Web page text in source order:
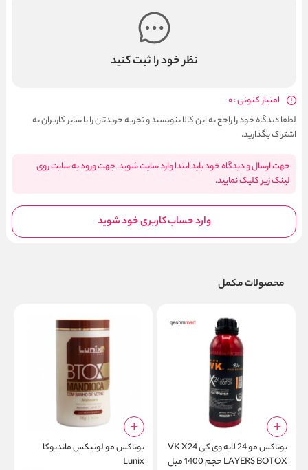
نظر خود را ثبت کنید
امتیاز کنونی : 0
لطفا دیدگاه خود را راجع به این کالا بنویسید و تجربه خریدتان را با سایر کاربران به
اشتراک بگذارید.
جهت ارسال و دیدگاه خود باید ابتدا وارد سایت شوید. جهت ورود به سایت روی
لینک زیر کلیک نمایید.
وارد حساب کاربری خود شوید
محصولات مکمل
بوتاکس مو 24 لایه وی کی VK X24
LAYERS BOTOX حجم 1400 میل
بوتاکس مو لونیکس ماندیوکا
Lunix